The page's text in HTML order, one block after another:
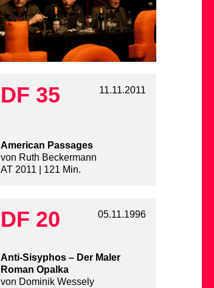
DF 35 11.11.2011
American Passages
von Ruth Beckermann
AT 2011 | 121 Min.
DF 20 05.11.1996
Anti-Sisyphos – Der Maler
Roman Opalka
von Dominik Wessely